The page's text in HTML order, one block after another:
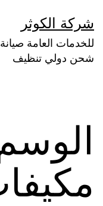
إلى
المحتوى
شركة الكوثر
للخدمات العامة
شحن دولي تنظيف